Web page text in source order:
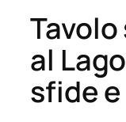
al
sfide